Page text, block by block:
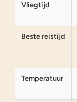
Vliegtijd
Beste reistijd
Temperatuur